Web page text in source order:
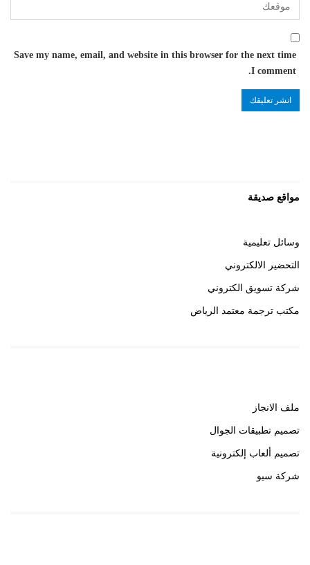
Save my name, email, and website in this browser for the next time
I comment.
مواقع صديقة
وسائل تعليمية
التحضير الالكتروني
شركة تسويق الكتروني
مكتب ترجمة معتمد الرياض
ملف الانجاز
تصميم تطبيقات الجوال
تصميم ألعاب إلكترونية
شركة سيو